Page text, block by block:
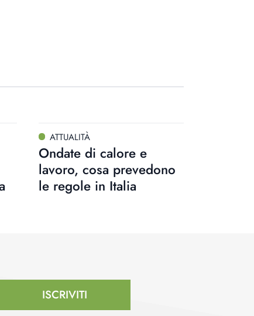
ATTUALITÀ
Ondate di calore e
lavoro, cosa prevedono
le regole in Italia
ISCRIVITI